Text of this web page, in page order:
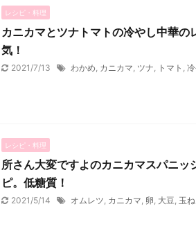
レシピ・料理
カニカマとツナトマトの冷やし中華の
気！
2021/7/13 わかめ, カニカマ, ツナ, トマト ,
レシピ・料理
所さん大変ですよのカニカマスパニッ
ピ。低糖質！
2021/5/14 オムレツ カニカマ 卵 大豆 玉